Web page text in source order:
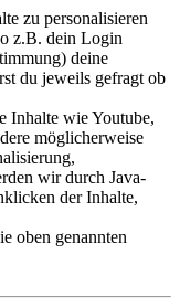
zu personalisieren
z.B. dein Login
deine
du jeweils gefragt ob
Inhalte wie Youtube,
möglicherweise
wir durch Java-
der Inhalte,
oben genannten